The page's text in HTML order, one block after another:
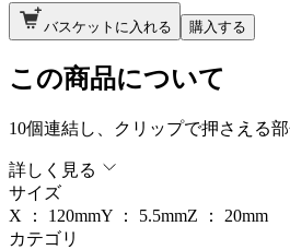
バスケットに入れる 購入する
この商品について
10個連結し、クリップで押さえる部
詳しく見る
サイズ
X ： 120mmY ： 5.5mmZ ： 20mm
カテゴリ